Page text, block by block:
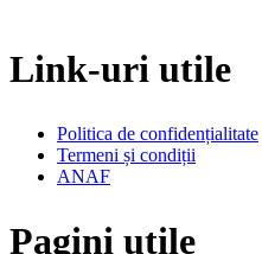
Link-uri utile
Politica de confidențialitate
Termeni și condiții
ANAF
Pagini utile